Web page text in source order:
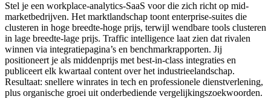
Stel je een workplace-analytics-SaaS voor die zich richt op mid-
marketbedrijven. Het marktlandschap toont enterprise-suites die
clusteren in hoge breedte-hoge prijs, terwijl wendbare tools clusteren
in lage breedte-lage prijs. Traffic intelligence laat zien dat rivalen
winnen via integratiepagina’s en benchmarkrapporten. Jij
positioneert je als middenprijs met best-in-class integraties en
publiceert elk kwartaal content over het industrieelandschap.
Resultaat: snellere winrates in tech en professionele dienstverlening,
plus organische groei uit onderbediende vergelijkingszoekwoorden.